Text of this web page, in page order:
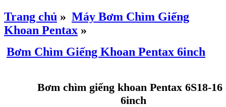
Trang chủ » Máy Bơm Chìm Giếng
Khoan Pentax »
Bơm Chìm Giếng Khoan Pentax 6inch
Bơm chìm giếng khoan Pentax 6S18-16
6inch